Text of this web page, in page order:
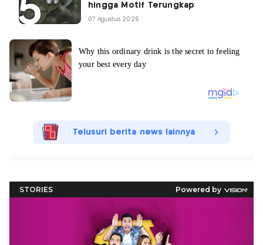
hingga Motif Terungkap
07 Agustus 2026
Telusuri berita news lainnya